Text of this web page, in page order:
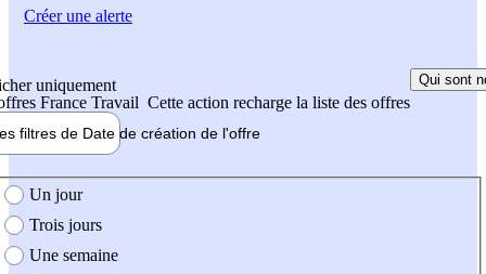
uniquement
France Travail Cette action recharge la liste des offres
Qui sont
filtres de Date de création de l'offre
création de l'offre
Un jour
Trois jours
Une semaine
Créer une alerte